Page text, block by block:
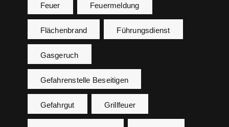
Feuer Feuermeldung
Flächenbrand Führungsdienst
Gasgeruch
Gefahrenstelle Beseitigen
Gefahrgut Grillfeuer